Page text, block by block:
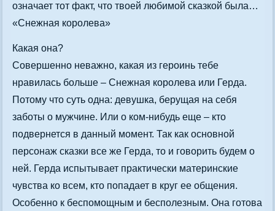
означает тот факт, что твоей любимой сказкой была…
«Снежная королева»
Какая она?
Совершенно неважно, какая из героинь тебе
нравилась больше – Снежная королева или Герда.
Потому что суть одна: девушка, берущая на себя
заботы о мужчине. Или о ком-нибудь еще – кто
подвернется в данный момент. Так как основной
персонаж сказки все же Герда, то и говорить будем о
ней. Герда испытывает практически материнские
чувства ко всем, кто попадает в круг ее общения.
Особенно к беспомощным и бесполезным. Она готова